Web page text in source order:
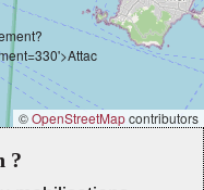
©OpenStreetMapcontributors
?